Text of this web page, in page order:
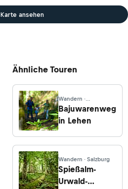
Karte ansehen
Ähnliche Touren
Wandern ·
Oberösterreich
Bajuwarenweg
in Lehen
Wandern · Salzburg
Spießalm-
Urwald-